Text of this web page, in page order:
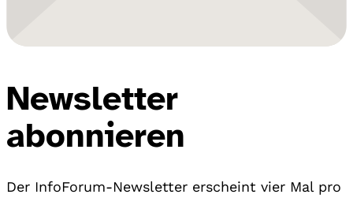
Newsletter
abonnieren
Der InfoForum-Newsletter erscheint vier Mal pro